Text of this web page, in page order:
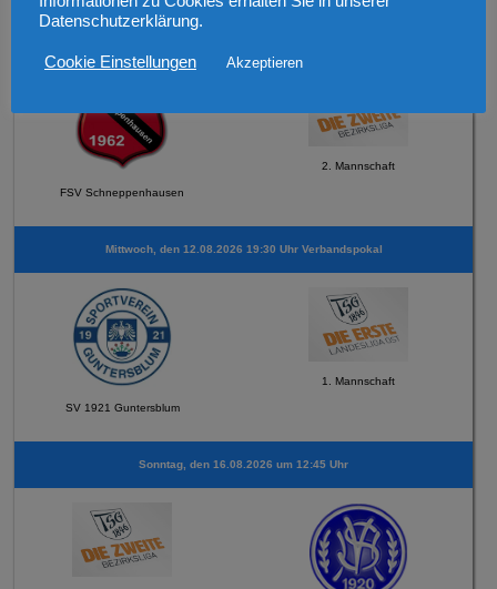
Sonntag, den 069.08.2026 um 12:30 Uhr Testspiel
FSV Schneppenhausen
2. Mannschaft
Mittwoch, den 12.08.2026 19:30 Uhr Verbandspokal
SV 1921 Guntersblum
1. Mannschaft
Sonntag, den 16.08.2026 um 12:45 Uhr
Datenschutzerklärung.
Cookie Einstellungen Akzeptieren